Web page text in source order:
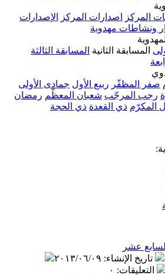
المركز
اصدارات المركز
الإصدارات
ونشاطات مهدوية
المسابقة الثانية المسابقة الثالثة
صفر المظفّر ربيع الأول جمادى الأولى
رجب المرجّب شعبان المعظّم رمضان
المكرّم ذي القعدة ذي الحجة
عشر
تاريخ الإنشاء: ٢٠١٣/٠٦/٠٩
التعليقات: ٠